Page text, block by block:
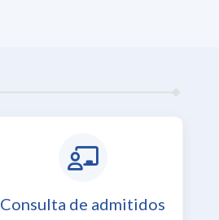
Consulta de admitidos